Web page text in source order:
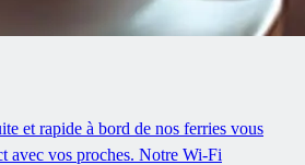
et rapide à bord de nos ferries vous
avec vos proches. Notre Wi-Fi